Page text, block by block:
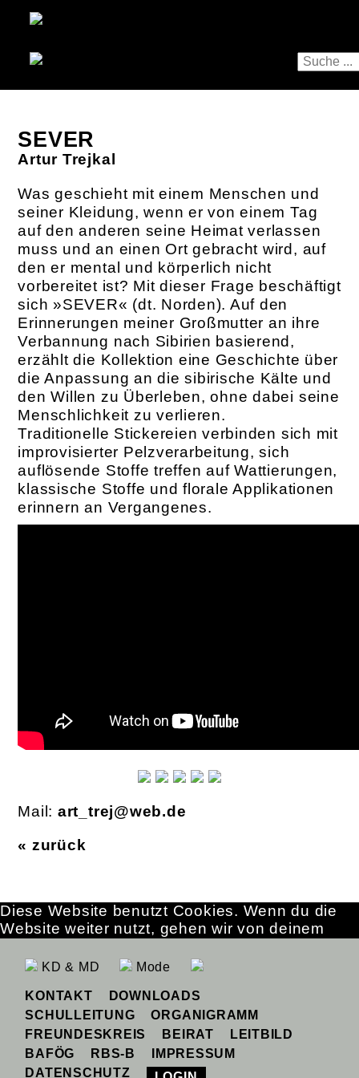
SEVER
Artur Trejkal
Was geschieht mit einem Menschen und
seiner Kleidung, wenn er von einem Tag
auf den anderen seine Heimat verlassen
muss und an einen Ort gebracht wird, auf
den er mental und körperlich nicht
vorbereitet ist? Mit dieser Frage beschäftigt
sich »SEVER« ­(dt. Norden). Auf den
Erinnerungen meiner Großmutter an ihre
Verbannung nach Sibirien basierend,
erzählt die Kollektion eine Geschichte über
die Anpassung an die sibirische Kälte und
den Willen zu Überleben, ohne dabei seine
Menschlichkeit zu verlieren.
Traditionelle Stickereien verbinden sich mit
improvisierter Pelzverarbeitung, sich
auflösende Stoffe treffen auf Wattierungen,
klassische Stoffe und florale Applikationen
­erinnern an Vergangenes.
Mail: art_trej@web.de
« zurück
KD & MD Mode
KONTAKT
DOWNLOADS
SCHULLEITUNG
ORGANIGRAMM
FREUNDESKREIS
BEIRAT
LEITBILD
BAFÖG
RBS-B
IMPRESSUM
DATENSCHUTZ
Diese Website benutzt Cookies. Wenn du die
Website weiter nutzt, gehen wir von deinem